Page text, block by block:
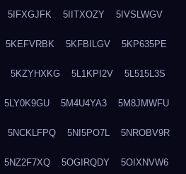
5IFXGJFK 5IITXOZY 5IVSLWGV
5KEFVRBK 5KFBILGV 5KP635PE
5KZYHXKG 5L1KPI2V 5L515L3S
5LY0K9GU 5M4U4YA3 5M8JMWFU
5NCKLFPQ 5NI5PO7L 5NROBV9R
5NZ2F7XQ 5OGIRQDY 5OIXNVW6